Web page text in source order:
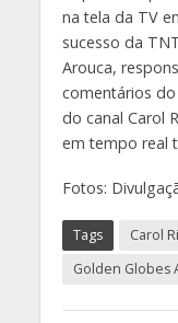
na tela da TV
sucesso da
Arouca,
comentários do
do canal Carol
em tempo real
Fotos:
Tags Carol
Golden Globes